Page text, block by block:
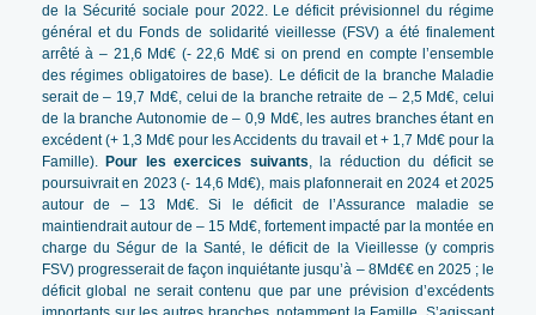
de la Sécurité sociale pour 2022. Le déficit prévisionnel du régime
général et du Fonds de solidarité vieillesse (FSV) a été finalement
arrêté à – 21,6 Md€ (- 22,6 Md€ si on prend en compte l’ensemble
des régimes obligatoires de base). Le déficit de la branche Maladie
serait de – 19,7 Md€, celui de la branche retraite de – 2,5 Md€, celui
de la branche Autonomie de – 0,9 Md€, les autres branches étant en
excédent (+ 1,3 Md€ pour les Accidents du travail et + 1,7 Md€ pour la
Famille). Pour les exercices suivants, la réduction du déficit se
poursuivrait en 2023 (- 14,6 Md€), mais plafonnerait en 2024 et 2025
autour de – 13 Md€. Si le déficit de l’Assurance maladie se
maintiendrait autour de – 15 Md€, fortement impacté par la montée en
charge du Ségur de la Santé, le déficit de la Vieillesse (y compris
FSV) progresserait de façon inquiétante jusqu’à – 8Md€€ en 2025 ; le
déficit global ne serait contenu que par une prévision d’excédents